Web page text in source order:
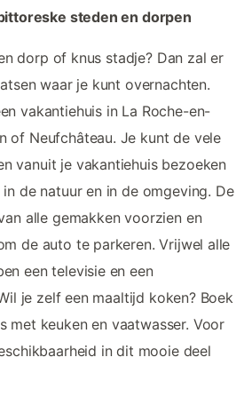
steden en dorpen
dorp of knus stadje? Dan zal er
waar je kunt overnachten.
vakantiehuis in La Roche-en-
of Neufchâteau. Je kunt de vele
vanuit je vakantiehuis bezoeken
de natuur en in de omgeving. De
alle gemakken voorzien en
de auto te parkeren. Vrijwel alle
een televisie en een
je zelf een maaltijd koken? Boek
met keuken en vaatwasser. Voor
in dit mooie deel